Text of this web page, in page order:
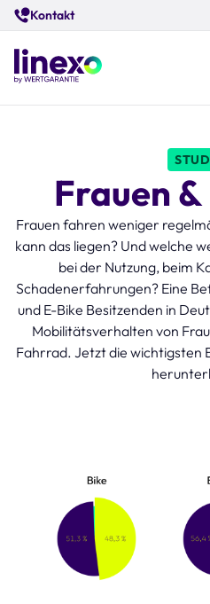
Skip
to
main
content
Kontakt
Frauen
Frauen fahren weniger
kann das liegen? Und welche
bei der Nutzung, beim
Schadenerfahrungen? Eine
und E-Bike Besitzenden in
Mobilitätsverhalten von
Fahrrad. Jetzt die wichtigsten